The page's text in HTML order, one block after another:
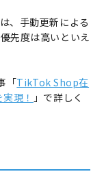
、手動更新による
先度は高いといえ
「TikTok Shop在
現！ 」で詳しく